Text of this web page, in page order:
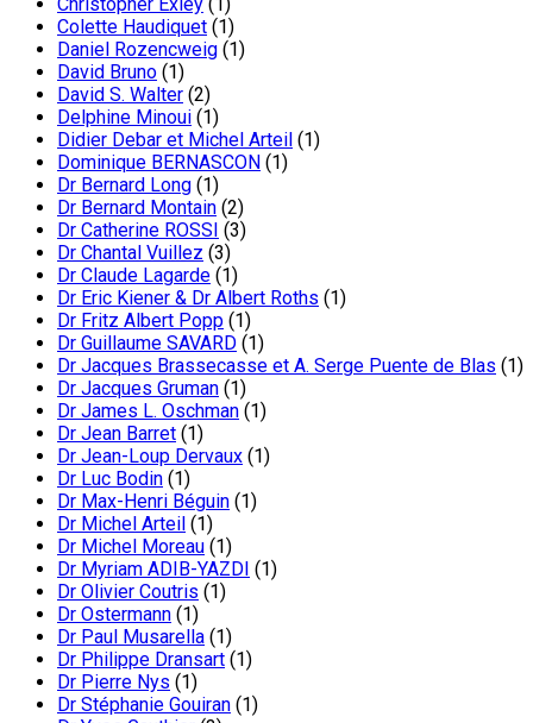
Colette Haudiquet (1)
Daniel Rozencweig (1)
David Bruno (1)
David S. Walter (2)
Delphine Minoui (1)
Didier Debar et Michel Arteil (1)
Dominique BERNASCON (1)
Dr Bernard Long (1)
Dr Bernard Montain (2)
Dr Catherine ROSSI (3)
Dr Chantal Vuillez (3)
Dr Claude Lagarde (1)
Dr Eric Kiener & Dr Albert Roths (1)
Dr Fritz Albert Popp (1)
Dr Guillaume SAVARD (1)
Dr Jacques Brassecasse et A. Serge Puente de Blas (1)
Dr Jacques Gruman (1)
Dr James L. Oschman (1)
Dr Jean Barret (1)
Dr Jean-Loup Dervaux (1)
Dr Luc Bodin (1)
Dr Max-Henri Béguin (1)
Dr Michel Arteil (1)
Dr Michel Moreau (1)
Dr Myriam ADIB-YAZDI (1)
Dr Olivier Coutris (1)
Dr Ostermann (1)
Dr Paul Musarella (1)
Dr Philippe Dransart (1)
Dr Pierre Nys (1)
Dr Stéphanie Gouiran (1)